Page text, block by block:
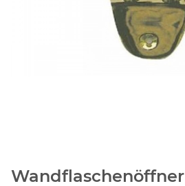
Wandflaschenöffner